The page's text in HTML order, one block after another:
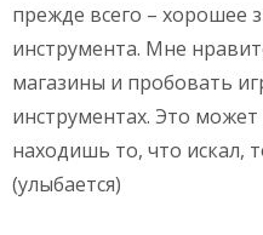
прежде всего – хорошее
инструмента. Мне
магазины и пробовать
инструментах. Это
находишь то, что искал,
(улыбается)